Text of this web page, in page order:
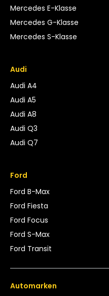
Mercedes E-Klasse
Mercedes G-Klasse
Mercedes S-Klasse
Audi
Audi A4
Audi A5
Audi A8
Audi Q3
Audi Q7
Ford
Ford B-Max
Ford Fiesta
Ford Focus
Ford S-Max
Ford Transit
Automarken